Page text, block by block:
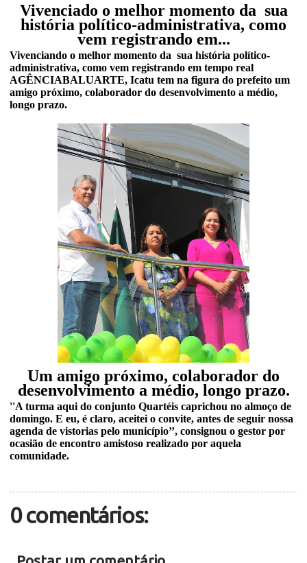
Vivenciado o melhor momento da sua
história político-administrativa, como
vem registrando em...
Vivenciando o melhor momento da sua história político-
administrativa, como vem registrando em tempo real
AGÊNCIABALUARTE, Icatu tem na figura do prefeito um
amigo próximo, colaborador do desenvolvimento a médio,
longo prazo.
Um amigo próximo, colaborador do
desenvolvimento a médio, longo prazo.
''A turma aqui do conjunto Quartéis caprichou no almoço de
domingo. E eu, é claro, aceitei o convite, antes de seguir nossa
agenda de vistorias pelo município’’, consignou o gestor por
ocasião de encontro amistoso realizado por aquela
comunidade.
0 comentários: